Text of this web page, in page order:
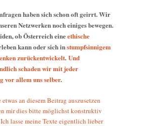
haben sich schon oft geirrt. Wir
Netzwerken noch einiges bewegen.
ob Österreich eineethische
kann oder sich instumpfsinnigem
zurückentwickelt. Und
schaden wir mit jeder
vor allem uns selber.
an diesem Beitrag auszusetzen
mir dies bitte möglichst konstruktiv
Ich lasse meine Texte eigentlich lieber